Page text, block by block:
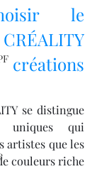
le
se distingue
uniques qui
artistes que les
couleurs riche